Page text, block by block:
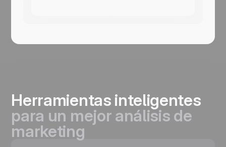
Herramientas inteligentes
para un mejor análisis de
marketing